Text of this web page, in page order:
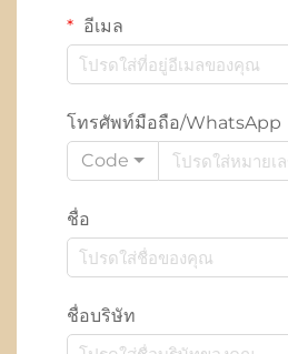
อีเมล
โทรศัพท์มือถือ/WhatsApp
Code
ชื่อ
ชื่อบริษัท